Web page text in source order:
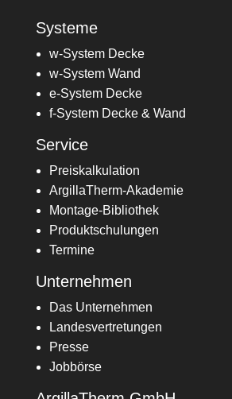
Systeme
w-System Decke
w-System Wand
e-System Decke
f-System Decke & Wand
Service
Preiskalkulation
ArgillaTherm-Akademie
Montage-Bibliothek
Produktschulungen
Termine
Unternehmen
Das Unternehmen
Landesvertretungen
Presse
Jobbörse